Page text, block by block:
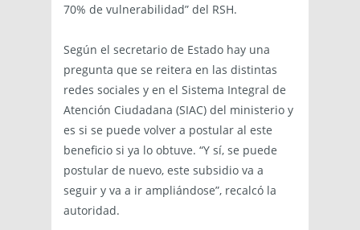
70% de vulnerabilidad” del RSH.
Según el secretario de Estado hay una
pregunta que se reitera en las distintas
redes sociales y en el Sistema Integral de
Atención Ciudadana (SIAC) del ministerio y
es si se puede volver a postular al este
beneficio si ya lo obtuve. “Y sí, se puede
postular de nuevo, este subsidio va a
seguir y va a ir ampliándose”, recalcó la
autoridad.